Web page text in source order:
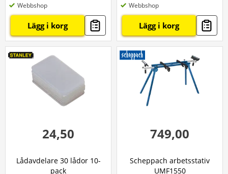
Webbshop
Lägg i korg
Webbshop
Lägg i korg
24,50
Lådavdelare 30 lådor 10-
pack
749,00
Scheppach arbetsstativ
UMF1550